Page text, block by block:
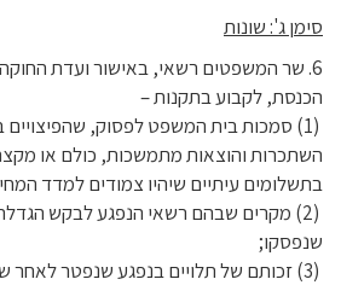
סימן ג': שונות
6. שר המשפטים רשאי, באישור ועדת
הכנסת, לקבוע בתקנות –
(1) סמכות בית המשפט לפסוק,
השתכרות והוצאות מתמשכות, כולם או
בתשלומים עיתיים שיהיו צמודים למדד
(2) מקרים שבהם רשאי הנפגע לבקש
שנפסקו;
(3) זכותם של תלויים בנפגע שנפטר לאחר